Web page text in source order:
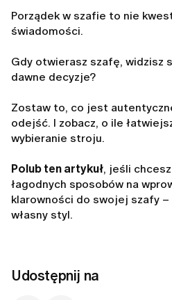
Porządek w szafie to nie
świadomości.
Gdy otwierasz szafę, widzisz
dawne decyzje?
Zostaw to, co jest
odejść. I zobacz, o ile
wybieranie stroju.
Polub ten artykuł, jeśli
łagodnych sposobów na
klarowności do swojej szafy –
własny styl.
Udostępnij na